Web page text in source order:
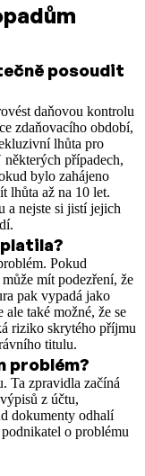
posoudit
daňovou kontrolu
zdaňovacího období,
lhůta pro
případech,
bylo zahájeno
lhůta až na 10 let.
a nejste si jistí jejich
Pokud
mít podezření, že
pak vypadá jako
ale také možné, že se
riziko skrytého příjmu
titulu.
problém?
Ta zpravidla začíná
z účtu,
dokumenty odhalí
o problému